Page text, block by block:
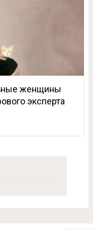
женщины
эксперта